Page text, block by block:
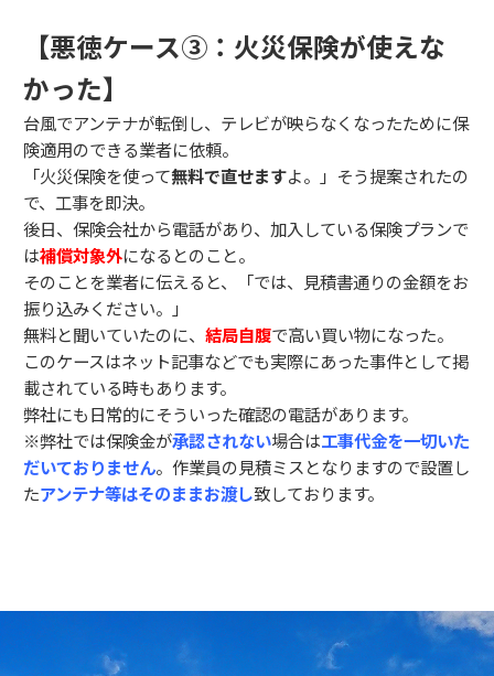
【悪徳ケース③：火災保険が使えな
かった】
台風でアンテナが転倒し、テレビが映らなくなったために保
険適用のできる業者に依頼。
「火災保険を使って無料で直せますよ。」そう提案されたの
で、工事を即決。
後日、保険会社から電話があり、加入している保険プランで
は補償対象外になるとのこと。
そのことを業者に伝えると、「では、見積書通りの金額をお
振り込みください。」
無料と聞いていたのに、 結局自腹で高い買い物になった。
このケースはネット記事などでも実際にあった事件として掲
載されている時もあります。
弊社にも日常的にそういった確認の電話があります。
※弊社では保険金が承認されない場合は工事代金を一切いた
だいておりません。作業員の見積ミスとなりますので設置し
たアンテナ等はそのままお渡し致しております。